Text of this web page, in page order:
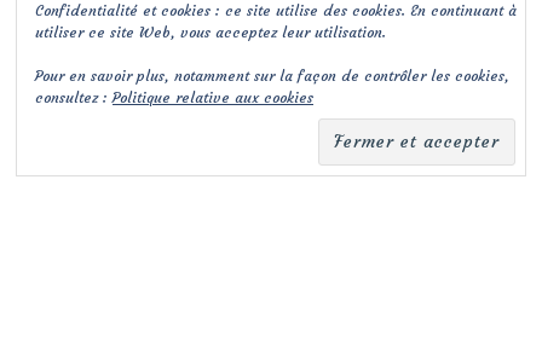
Confidentialité et cookies : ce site utilise des cookies. En continuant à
utiliser ce site Web, vous acceptez leur utilisation.
Pour en savoir plus, notamment sur la façon de contrôler les cookies,
consultez :Politique relative aux cookies